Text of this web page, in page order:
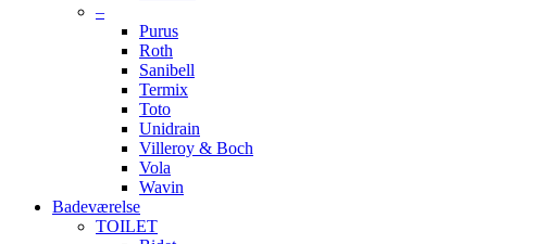
–
Purus
Roth
Sanibell
Termix
Toto
Unidrain
Villeroy & Boch
Vola
Wavin
Badeværelse
TOILET